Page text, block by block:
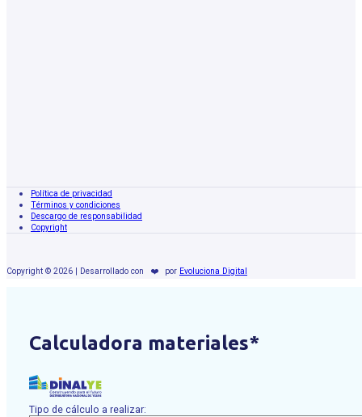
Política de privacidad
Términos y condiciones
Descargo de responsabilidad
Copyright
Copyright © 2026 | Desarrollado con ❤️ por Evoluciona Digital
Calculadora materiales*
Tipo de cálculo a realizar: